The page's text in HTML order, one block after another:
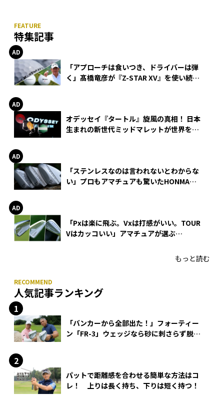
特集記事
「アプローチは食いつき、ドライバーは弾
く」髙橋竜彦が『Z-STAR XV』を使い続け
オデッセイ『タートル』旋風の真相！ 日本
生まれの新世代ミッドマレットが世界を席
「ステンレスなのは言われないとわからな
い」プロもアマチュアも驚いたHONMA
「Pxは楽に飛ぶ。Vxは打感がいい。TOUR
Vはカッコいい」アマチュアが選ぶ
もっと読む
人気記事ランキング
「バンカーから全部出た！」フォーティー
ン「FR-3」ウェッジなら砂に刺さらず脱出
パットで距離感を合わせる簡単な方法はコ
レ！ 上りは長く持ち、下りは短く持つ！